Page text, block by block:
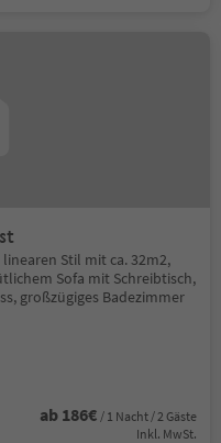
Stil mit ca. 32m2,
Sofa mit Schreibtisch,
großzügiges Badezimmer
ab 186€ / 1 Nacht / 2 Gäste
Inkl. MwSt.